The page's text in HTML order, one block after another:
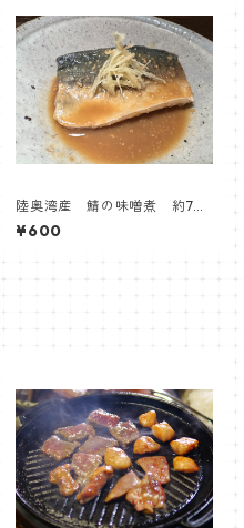
陸奥湾産 鯖の味噌煮 約70
ｇ【居酒屋くるまざ】
¥600